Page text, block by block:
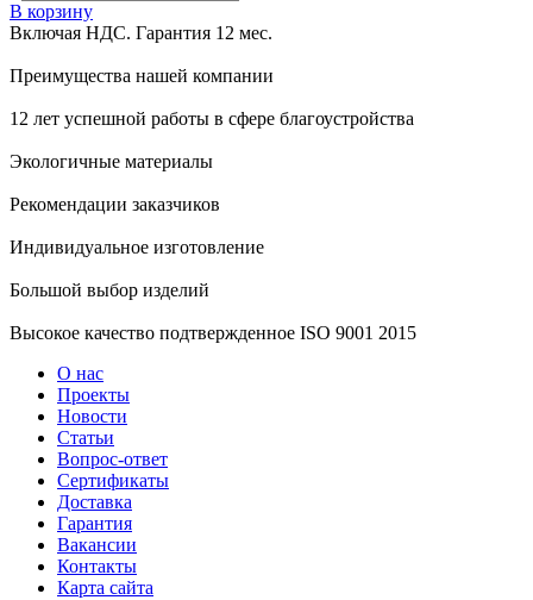
В корзину
Включая НДС. Гарантия 12 мес.
Преимущества нашей компании
12 лет успешной работы в сфере благоустройства
Экологичные материалы
Рекомендации заказчиков
Индивидуальное изготовление
Большой выбор изделий
Высокое качество подтвержденное ISO 9001 2015
О нас
Проекты
Новости
Статьи
Вопрос-ответ
Сертификаты
Доставка
Гарантия
Вакансии
Контакты
Карта сайта